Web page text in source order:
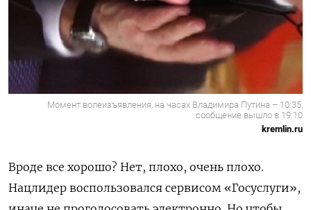
Момент волеизъявления, на часах Владимира Путина – 10:35,
сообщение вышло в 19:10
kremlin.ru
Вроде все хорошо? Нет, плохо, очень плохо.
Нацлидер воспользовался сервисом «Госуслуги»,